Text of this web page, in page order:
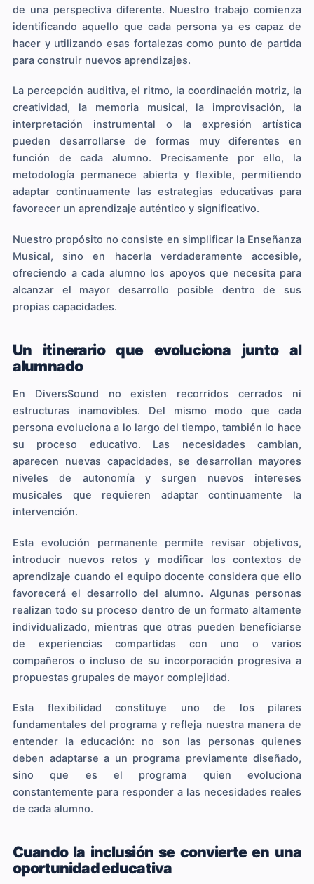
de una perspectiva diferente. Nuestro trabajo comienza
identificando aquello que cada persona ya es capaz de
hacer y utilizando esas fortalezas como punto de partida
para construir nuevos aprendizajes.
La percepción auditiva, el ritmo, la coordinación motriz, la
creatividad, la memoria musical, la improvisación, la
interpretación instrumental o la expresión artística
pueden desarrollarse de formas muy diferentes en
función de cada alumno. Precisamente por ello, la
metodología permanece abierta y flexible, permitiendo
adaptar continuamente las estrategias educativas para
favorecer un aprendizaje auténtico y significativo.
Nuestro propósito no consiste en simplificar la Enseñanza
Musical, sino en hacerla verdaderamente accesible,
ofreciendo a cada alumno los apoyos que necesita para
alcanzar el mayor desarrollo posible dentro de sus
propias capacidades.
Un itinerario que evoluciona junto al
alumnado
En DiversSound no existen recorridos cerrados ni
estructuras inamovibles. Del mismo modo que cada
persona evoluciona a lo largo del tiempo, también lo hace
su proceso educativo. Las necesidades cambian,
aparecen nuevas capacidades, se desarrollan mayores
niveles de autonomía y surgen nuevos intereses
musicales que requieren adaptar continuamente la
intervención.
Esta evolución permanente permite revisar objetivos,
introducir nuevos retos y modificar los contextos de
aprendizaje cuando el equipo docente considera que ello
favorecerá el desarrollo del alumno. Algunas personas
realizan todo su proceso dentro de un formato altamente
individualizado, mientras que otras pueden beneficiarse
de experiencias compartidas con uno o varios
compañeros o incluso de su incorporación progresiva a
propuestas grupales de mayor complejidad.
Esta flexibilidad constituye uno de los pilares
fundamentales del programa y refleja nuestra manera de
entender la educación: no son las personas quienes
deben adaptarse a un programa previamente diseñado,
sino que es el programa quien evoluciona
constantemente para responder a las necesidades reales
de cada alumno.
Cuando la inclusión se convierte en una
oportunidad educativa